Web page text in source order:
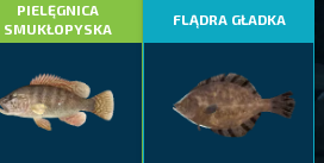
PIELĘGNICA
SMUKŁOPYSKA
FLĄDRA GŁADKA